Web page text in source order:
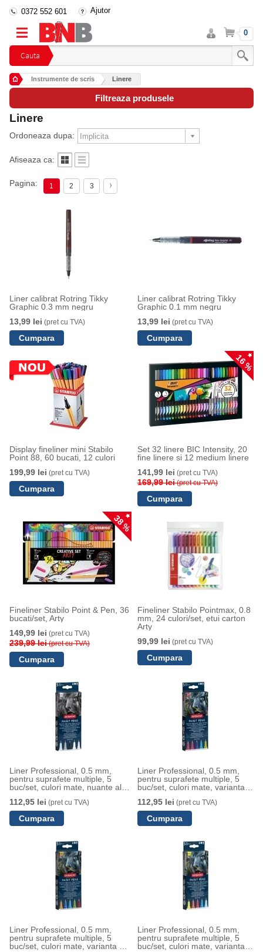
Cauta
0372 552 601 Ajutor
Intra
in
cont
Cos 0
Instrumente de scris Linere
Filtreaza produsele
Linere
Ordoneaza dupa:
Afiseaza ca:
Pagina: 1 2 3
Liner calibrat Rotring Tikky
Graphic 0.3 mm negru
13,99 lei (pret cu TVA)
Liner calibrat Rotring Tikky
Graphic 0.1 mm negru
13,99 lei (pret cu TVA)
Display fineliner mini Stabilo
Point 88, 60 bucati, 12 culori
199,99 lei (pret cu TVA)
16 %
Set 32 linere BIC Intensity, 20
fine linere si 12 medium linere
141,99 lei (pret cu TVA)
169,99 lei(pret cu TVA)
38 %
Fineliner Stabilo Point & Pen, 36
bucati/set, Arty
149,99 lei (pret cu TVA)
239,99 lei(pret cu TVA)
Fineliner Stabilo Pointmax, 0.8
mm, 24 culori/set, etui carton
Arty
99,99 lei (pret cu TVA)
Liner Professional, 0.5 mm,
pentru suprafete multiple, 5
buc/set, culori mate, nuante alb-
112,95 lei (pret cu TVA)
Liner Professional, 0.5 mm,
pentru suprafete multiple, 5
buc/set, culori mate, varianta
112,95 lei (pret cu TVA)
Liner Professional, 0.5 mm,
pentru suprafete multiple, 5
buc/set, culori mate, varianta 2,
Liner Professional, 0.5 mm,
pentru suprafete multiple, 5
buc/set, culori mate, varianta